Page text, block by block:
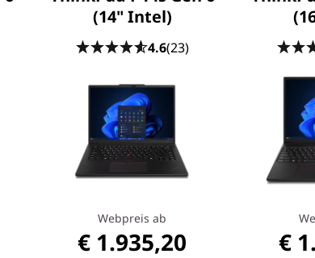
in Standardgröße mit
Da Branchenprofis
benötigen, wurden mehr
branchenführenden
und zertifiziert.
FHD-/4K-Display
In-Plane-Switching-(IPS-
bietet brillante
180 Grad.
(14" Intel)
4.6(23)
Webpreis ab
€ 1.935,20 €